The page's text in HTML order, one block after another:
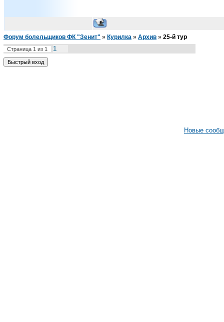
Форум болельщиков ФК "Зенит" » Курилка » Архив » 25-й тур
Страница 1 из 1 1
Новые